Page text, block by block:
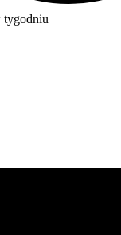
tygodniu